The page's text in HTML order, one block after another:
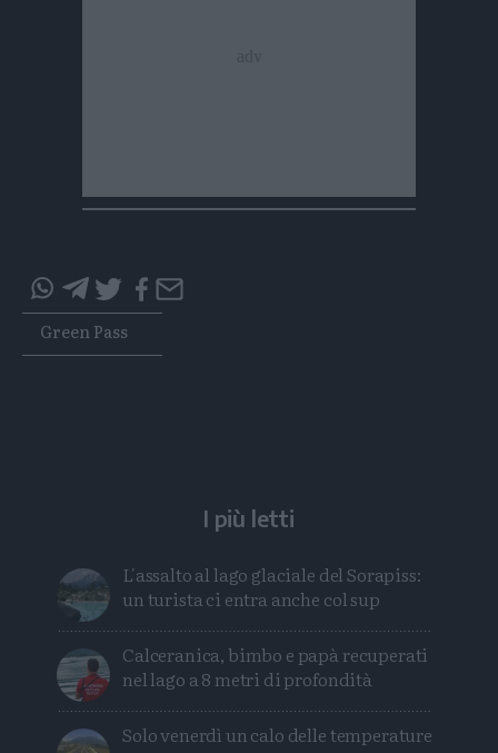
questo
articolo
su
questo
articolo
su
Tags
Green Pass
I più letti
L'assalto al lago glaciale del Sorapiss:
un turista ci entra anche col sup
Calceranica, bimbo e papà recuperati
nel lago a 8 metri di profondità
Solo venerdì un calo delle temperature